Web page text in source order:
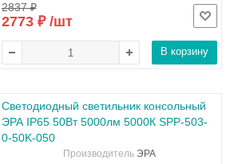
2837 ₽
2773 ₽ /шт
В корзину
Светодиодный светильник консольный
ЭРА IP65 50Вт 5000лм 5000К SPP-503-
0-50K-050
Производитель ЭРА